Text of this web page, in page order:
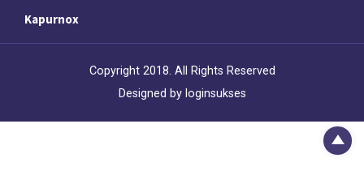
Kapurnox
Copyright 2018. All Rights Reserved
Designed by loginsukses